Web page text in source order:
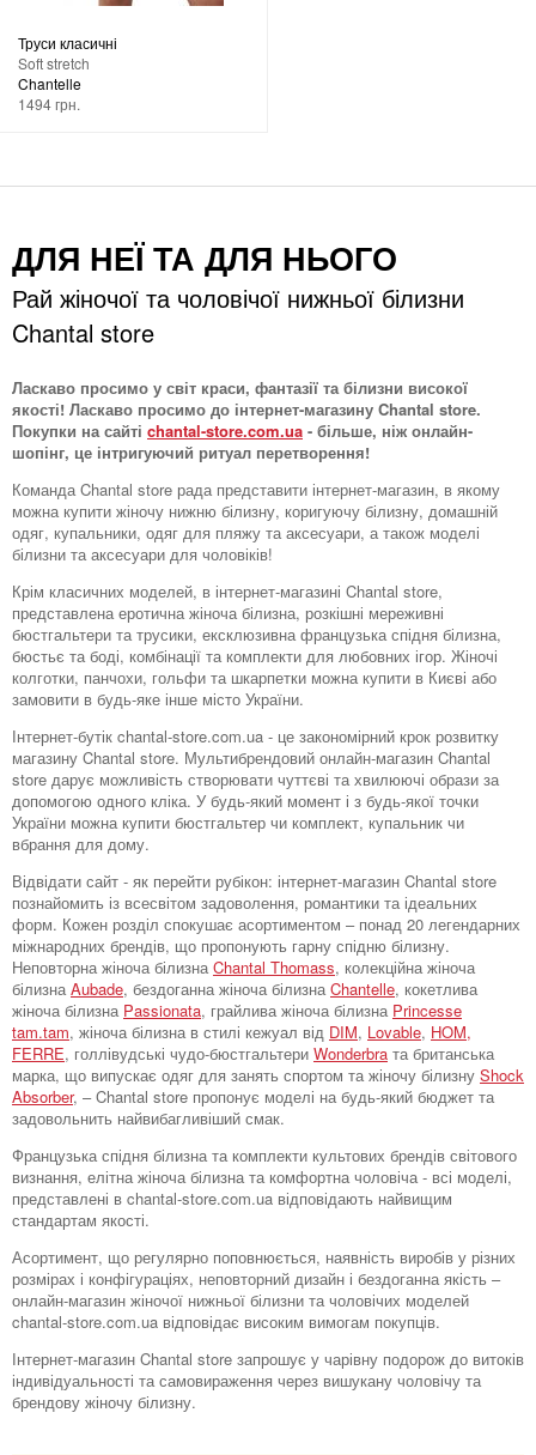
Труси класичні
Soft stretch
Chantelle
1494 грн.
ДЛЯ НЕЇ ТА ДЛЯ НЬОГО
Рай жіночої та чоловічої нижньої білизни
Chantal store
Ласкаво просимо у світ краси, фантазії та білизни високої
якості! Ласкаво просимо до інтернет-магазину Chantal store.
Покупки на сайті chantal-store.com.ua - більше, ніж онлайн-
шопінг, це інтригуючий ритуал перетворення!
Команда Chantal store рада представити інтернет-магазин, в якому
можна купити жіночу нижню білизну, коригуючу білизну, домашній
одяг, купальники, одяг для пляжу та аксесуари, а також моделі
білизни та аксесуари для чоловіків!
Крім класичних моделей, в інтернет-магазині Chantal store,
представлена ​​еротична жіноча білизна, розкішні мереживні
бюстгальтери та трусики, ексклюзивна французька спідня білизна,
бюстьє та боді, комбінації та комплекти для любовних ігор. Жіночі
колготки, панчохи, гольфи та шкарпетки можна купити в Києві або
замовити в будь-яке інше місто України.
Інтернет-бутік chantal-store.com.ua - це закономірний крок розвитку
магазину Chantal store. Мультибрендовий онлайн-магазин Chantal
store дарує можливість створювати чуттєві та хвилюючі образи за
допомогою одного кліка. У будь-який момент і з будь-якої точки
України можна купити бюстгальтер чи комплект, купальник чи
вбрання для дому.
Відвідати сайт - як перейти рубікон: інтернет-магазин Chantal store
познайомить із всесвітом задоволення, романтики та ідеальних
форм. Кожен розділ спокушає асортиментом – понад 20 легендарних
міжнародних брендів, що пропонують гарну спідню білизну.
Неповторна жіноча білизна Chantal Thomass, колекційна жіноча
білизна Aubade, бездоганна жіноча білизна Chantelle, кокетлива
жіноча білизна Passionata, грайлива жіноча білизна Princesse
tam.tam, жіноча білизна в стилі кежуал від DIM, Lovable, HOM,
FERRE, голлівудські чудо-бюстгальтери Wonderbra та британська
марка, що випускає одяг для занять спортом та жіночу білизну Shock
Absorber, – Chantal store пропонує моделі на будь-який бюджет та
задовольнить найвибагливіший смак.
Французька спідня білизна та комплекти культових брендів світового
визнання, елітна жіноча білизна та комфортна чоловіча - всі моделі,
представлені в chantal-store.com.ua відповідають найвищим
стандартам якості.
Асортимент, що регулярно поповнюється, наявність виробів у різних
розмірах і конфігураціях, неповторний дизайн і бездоганна якість –
онлайн-магазин жіночої нижньої білизни та чоловічих моделей
chantal-store.com.ua відповідає високим вимогам покупців.
Інтернет-магазин Chantal store запрошує у чарівну подорож до витоків
індивідуальності та самовираження через вишукану чоловічу та
брендову жіночу білизну.